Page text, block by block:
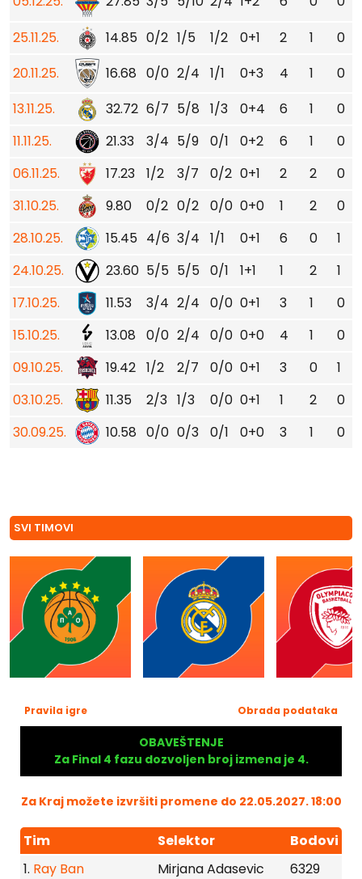
25.11.25.
14.85 0/2 1/5 1/2 0+1 2 1
0
20.11.25.
16.68 0/0 2/4 1/1 0+3 4 1
0
13.11.25.
32.72 6/7 5/8 1/3 0+4 6 1
0
11.11.25.
21.33 3/4 5/9 0/1 0+2 6 1
0
06.11.25.
17.23 1/2 3/7 0/2 0+1 2 2
0
31.10.25.
9.80 0/2 0/2 0/0 0+0 1 2
0
28.10.25.
15.45 4/6 3/4 1/1 0+1 6 0
1
24.10.25.
23.60 5/5 5/5 0/1 1+1 1 2
1
17.10.25.
11.53 3/4 2/4 0/0 0+1 3 1
0
15.10.25.
13.08 0/0 2/4 0/0 0+0 4 1
0
09.10.25.
19.42 1/2 2/7 0/0 0+1 3 0
1
03.10.25.
11.35 2/3 1/3 0/0 0+1 1 2
0
30.09.25.
10.58 0/0 0/3 0/1 0+0 3 1 0
SVI TIMOVI
Pravila igre Obrada podataka
OBAVEŠTENJE
Za Final 4 fazu dozvoljen broj izmena je 4.
Za Kraj možete izvršiti promene do 22.05.2027. 18:00
Tim Selektor
Bodovi
1. Ray Ban Mirjana Adasevic 6329